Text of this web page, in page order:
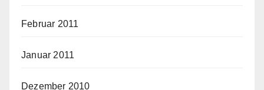
Februar 2011
Januar 2011
Dezember 2010